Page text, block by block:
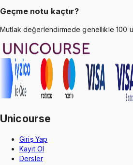
Geçme notu kaçtır?
Mutlak değerlendirmede genellikle 100
Unicourse
Giriş Yap
Kayıt Ol
Dersler